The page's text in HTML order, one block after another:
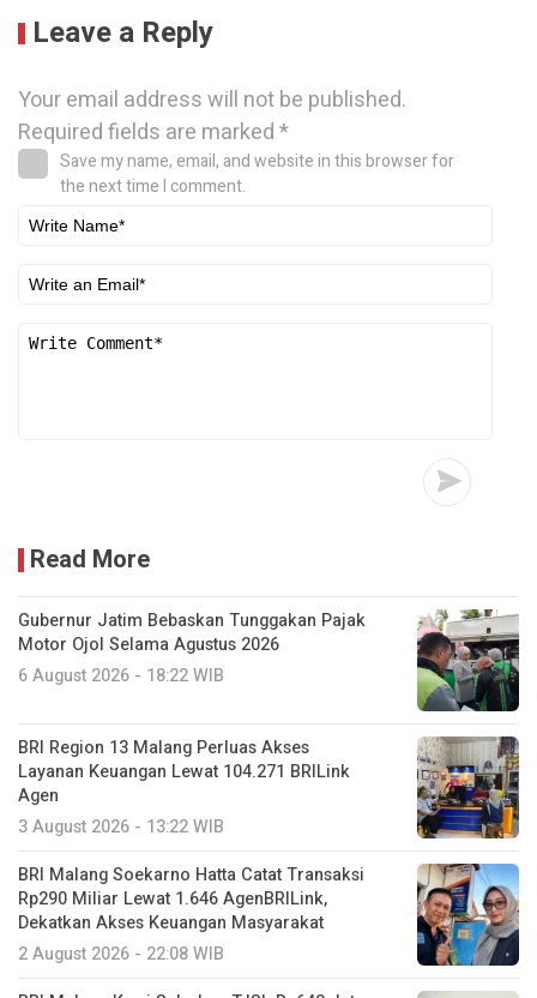
Leave a Reply
Your email address will not be published.
Required fields are marked*
Save my name, email, and website in this browser for
the next time I comment.
Read More
Gubernur Jatim Bebaskan Tunggakan Pajak
Motor Ojol Selama Agustus 2026
6 August 2026 - 18:22 WIB
BRI Region 13 Malang Perluas Akses
Layanan Keuangan Lewat 104.271 BRILink
Agen
3 August 2026 - 13:22 WIB
BRI Malang Soekarno Hatta Catat Transaksi
Rp290 Miliar Lewat 1.646 AgenBRILink,
Dekatkan Akses Keuangan Masyarakat
2 August 2026 - 22:08 WIB